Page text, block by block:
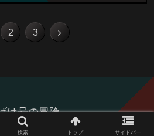
2 3
は号の冒険
げは号の冒険 All Rights Reserved.
検索 トップ サイドバー